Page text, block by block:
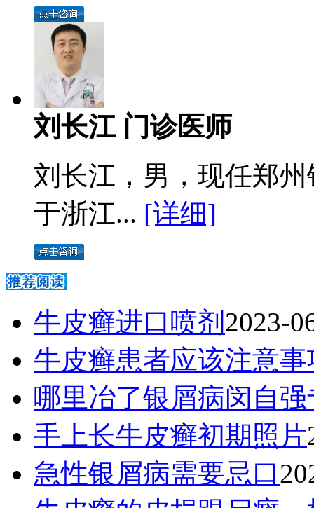
刘长江 门诊医师
刘长江，男，现任郑
于浙江... [详细]
牛皮癣进口喷剂 2023-
牛皮癣患者应该注意事
哪里冶了银屑病闵自强
手上长牛皮癣初期照片
急性银屑病需要忌口